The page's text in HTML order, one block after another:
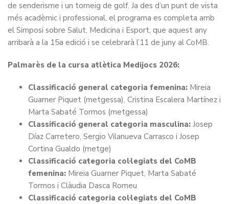
de senderisme i un torneig de golf. Ja des d’un punt de vista
més acadèmic i professional, el programa es completa amb
el Simposi sobre Salut, Medicina i Esport, que aquest any
arribarà a la 15a edició i se celebrarà l’11 de juny al CoMB.
Palmarès de la cursa atlètica Medijocs 2026:
Classificació general categoria femenina: Mireia
Guarner Piquet (metgessa), Cristina Escalera Martínez i
Marta Sabaté Tormos (metgessa)
Classificació general categoria masculina: Josep
Díaz Carretero, Sergio Vilanueva Carrasco i Josep
Cortina Gualdo (metge)
Classificació categoria col·legiats del CoMB
femenina: Mireia Guarner Piquet, Marta Sabaté
Tormos i Clàudia Dasca Romeu
Classificació categoria col·legiats del CoMB